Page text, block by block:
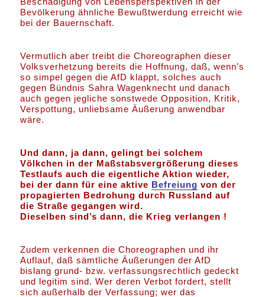
Bevölkerung ähnliche Bewußtwerdung erreicht wie
bei der Bauernschaft.
Vermutlich aber treibt die Choreographen dieser
Volksverhetzung bereits die Hoffnung, daß, wenn’s
so simpel gegen die AfD klappt, solches auch
gegen Bündnis Sahra Wagenknecht und danach
auch gegen jegliche sonstwede Opposition, Kritik,
Verspottung, unliebsame Äußerung anwendbar
wäre.
Und dann, ja dann, gelingt bei solchem
Völkchen in der Maßstabsvergrößerung dieses
Testlaufs auch die eigentliche Aktion wieder,
bei der dann für eine aktive Befreiung von der
propagierten Bedrohung durch Russland auf
die Straße gegangen wird.
Dieselben sind’s dann, die Krieg verlangen !
Zudem verkennen die Choreographen und ihr
Auflauf, daß sämtliche Äußerungen der AfD
bislang grund- bzw. verfassungsrechtlich gedeckt
und legitim sind. Wer deren Verbot fordert, stellt
sich außerhalb der Verfassung; wer das